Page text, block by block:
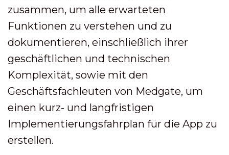
zusammen, um alle erwarteten
Funktionen zu verstehen und zu
dokumentieren, einschließlich ihrer
geschäftlichen und technischen
Komplexität, sowie mit den
Geschäftsfachleuten von Medgate, um
einen kurz- und langfristigen
Implementierungsfahrplan für die App zu
erstellen.